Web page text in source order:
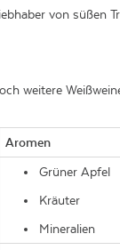
von süßen
weitere
Aromen
Grüner Apfel
Kräuter
Mineralien